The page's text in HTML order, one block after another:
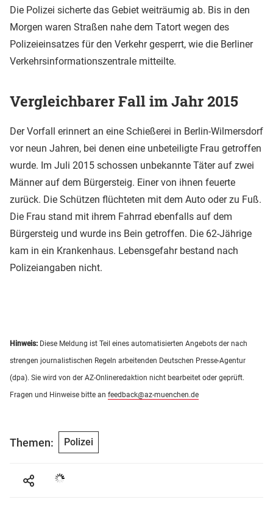
Die Polizei sicherte das Gebiet weiträumig ab. Bis in den
Morgen waren Straßen nahe dem Tatort wegen des
Polizeieinsatzes für den Verkehr gesperrt, wie die Berliner
Verkehrsinformationszentrale mitteilte.
Vergleichbarer Fall im Jahr 2015
Der Vorfall erinnert an eine Schießerei in Berlin-Wilmersdorf
vor neun Jahren, bei denen eine unbeteiligte Frau getroffen
wurde. Im Juli 2015 schossen unbekannte Täter auf zwei
Männer auf dem Bürgersteig. Einer von ihnen feuerte
zurück. Die Schützen flüchteten mit dem Auto oder zu Fuß.
Die Frau stand mit ihrem Fahrrad ebenfalls auf dem
Bürgersteig und wurde ins Bein getroffen. Die 62-Jährige
kam in ein Krankenhaus. Lebensgefahr bestand nach
Polizeiangaben nicht.
Hinweis: Diese Meldung ist Teil eines automatisierten Angebots der nach
strengen journalistischen Regeln arbeitenden Deutschen Presse-Agentur
(dpa). Sie wird von der AZ-Onlineredaktion nicht bearbeitet oder geprüft.
Fragen und Hinweise bitte an feedback@az-muenchen.de
Themen: Polizei